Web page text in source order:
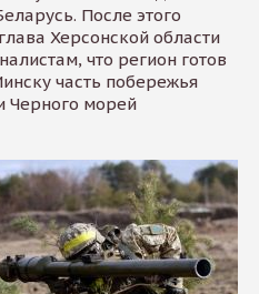
После этого
Херсонской области
что регион готов
часть побережья
Черного морей